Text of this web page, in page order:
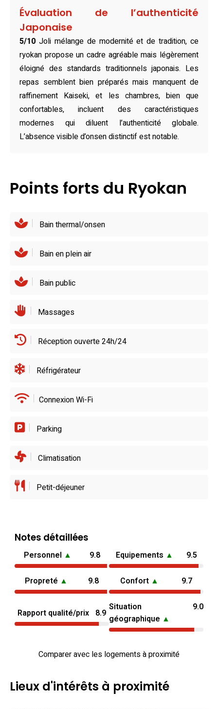
varient entre des futons authentiques posés sur des
tatamis et des lits jumeaux douillets, parfaits pour
s’adapter à vos envies. Chaque détail, des panneaux de
bois clairs à l’éclairage tamisé, contribue à une atmosphère
intime et chaleureuse. Climatisation, télévision à écran plat,
bouilloire et machine à café s’ajoutent à des équipements
soigneusement sélectionnés pour maximiser le confort de
Riches en saveurs, les restaurants de l’Hana Beppu
proposent une cuisine japonaise raffinée, célébrant des
Pour une variété culinaire, les charmants restaurants
l’énergie des rues de Beppu murmure des promesses
inoubliable.
Évaluation de l’authenticité
Japonaise
5/10 Joli mélange de modernité et de tradition, ce
ryokan propose un cadre agréable mais légèrement
éloigné des standards traditionnels japonais. Les
repas semblent bien préparés mais manquent de
raffinement Kaiseki, et les chambres, bien que
confortables, incluent des caractéristiques
modernes qui diluent l’authenticité globale.
L’absence visible d’onsen distinctif est notable.
Points forts du Ryokan
Bain thermal/onsen
Bain en plein air
Bain public
Massages
Réception ouverte 24h/24
Réfrigérateur
Connexion Wi-Fi
Parking
Climatisation
Petit-déjeuner
Notes détaillées
Personnel ▲ 9.8 Equipements ▲ 9.5
Propreté ▲ 9.8 Confort ▲ 9.7
Rapport qualité/prix 8.9
Situation
géographique ▲
9.0
Comparer avec les logements à proximité
Lieux d'intérêts à proximité